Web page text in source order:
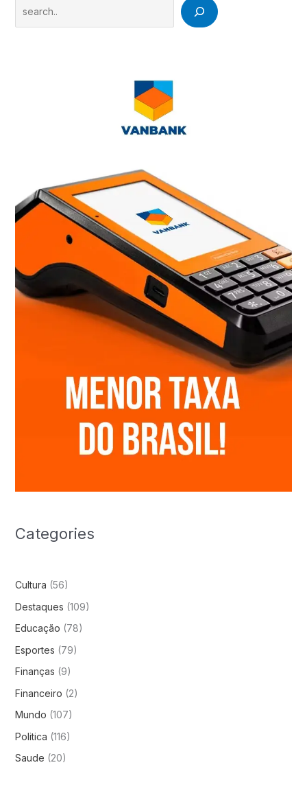
Categories
Cultura (56)
Destaques (109)
Educação (78)
Esportes (79)
Finanças (9)
Financeiro (2)
Mundo (107)
Politica (116)
Saude (20)